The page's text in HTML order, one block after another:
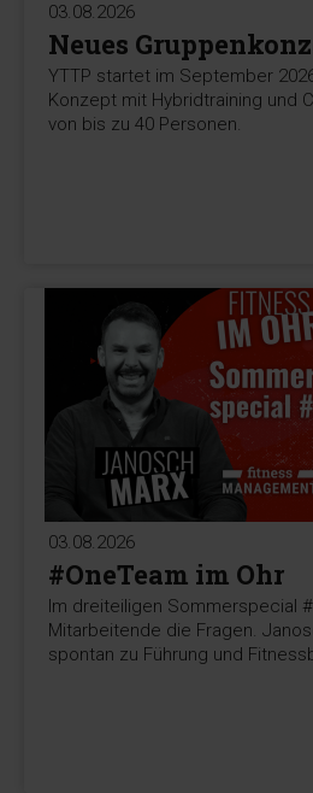
03.08.2026
Neues
YTTP startet im September
Konzept mit Hybridtraining und
von bis zu 40 Personen.
03.08.2026
#OneTeam im Ohr
Im dreiteiligen Sommerspecial
Mitarbeitende die Fragen.
spontan zu Führung und